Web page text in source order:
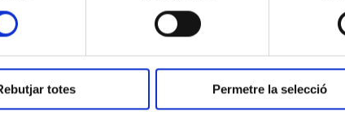
totes Permetre la selecció